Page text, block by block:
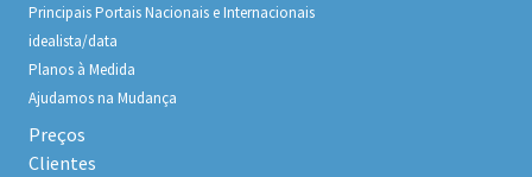
Principais Portais Nacionais e Internacionais
idealista/data
Planos à Medida
Ajudamos na Mudança
Preços
Clientes